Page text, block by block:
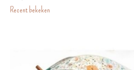
Recent bekeken